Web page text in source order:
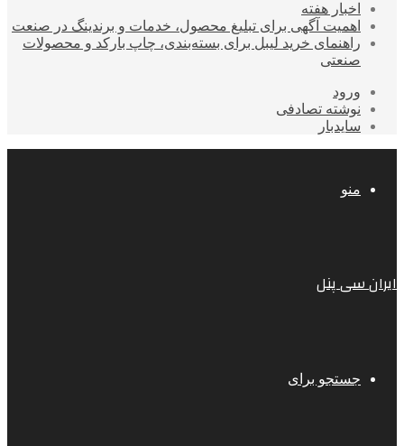
اخبار هفته
اهمیت آگهی برای تبلیغ محصول، خدمات و برندینگ در صنعت
راهنمای خرید لیبل برای بسته‌بندی، چاپ بارکد و محصولات
صنعتی
ورود
نوشته تصادفی
سایدبار
منو
ایران سی پنل
جستجو برای